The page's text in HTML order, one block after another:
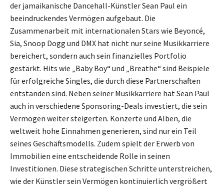
der jamaikanische Dancehall-Künstler Sean Paul ein
beeindruckendes Vermögen aufgebaut. Die
Zusammenarbeit mit internationalen Stars wie Beyoncé,
Sia, Snoop Dogg und DMX hat nicht nur seine Musikkarriere
bereichert, sondern auch sein finanzielles Portfolio
gestärkt. Hits wie „Baby Boy“ und „Breathe“ sind Beispiele
für erfolgreiche Singles, die durch diese Partnerschaften
entstanden sind. Neben seiner Musikkarriere hat Sean Paul
auch in verschiedene Sponsoring-Deals investiert, die sein
Vermögen weiter steigerten. Konzerte und Alben, die
weltweit hohe Einnahmen generieren, sind nur ein Teil
seines Geschäftsmodells. Zudem spielt der Erwerb von
Immobilien eine entscheidende Rolle in seinen
Investitionen. Diese strategischen Schritte unterstreichen,
wie der Künstler sein Vermögen kontinuierlich vergrößert